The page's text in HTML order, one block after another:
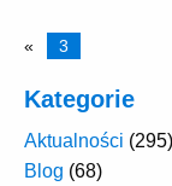
« 3
Kategorie
Aktualności (295)
Blog (68)